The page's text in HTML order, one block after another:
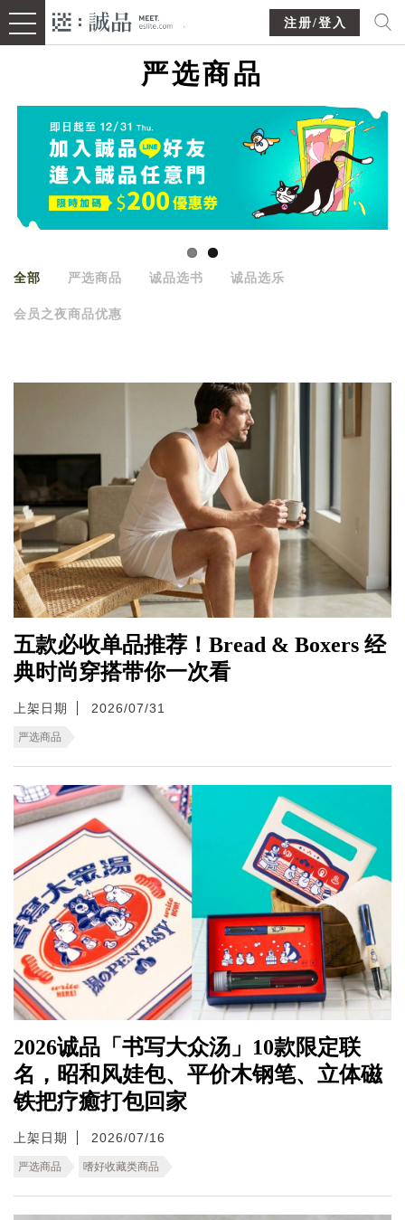
注册/登入
严选商品
全部 严选商品 诚品选书 诚品选乐
会员之夜商品优惠
五款必收单品推荐！Bread & Boxers 经
典时尚穿搭带你一次看
上架日期 2026/07/31
严选商品
2026诚品「书写大众汤」10款限定联
名，昭和风娃包、平价木钢笔、立体磁
铁把疗癒打包回家
上架日期 2026/07/16
严选商品 嗜好收藏类商品